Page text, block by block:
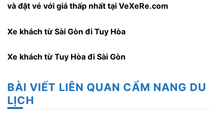
và đặt vé với giá thấp nhất tại VeXeRe.com
Xe khách từ Sài Gòn đi Tuy Hòa
Xe khách từ Tuy Hòa đi Sài Gòn
BÀI VIẾT LIÊN QUAN CẨM NANG DU
LỊCH